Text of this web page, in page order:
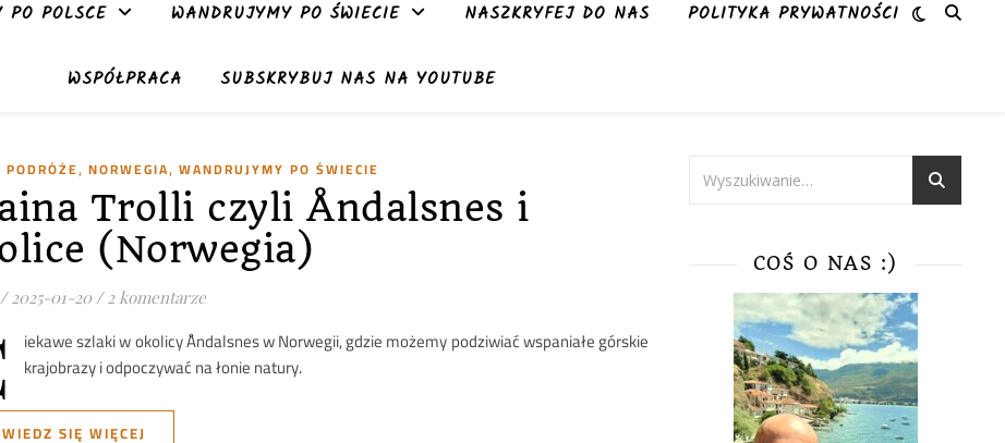
PO POLSCE WANDRUJYMY PO ŚWIECIE NASZKRYFEJ DO NAS POLITYKA PRYWATNOŚCI
WSPÓŁPRACA SUBSKRYBUJ NAS NA YOUTUBE
, NORWEGIA, WANDRUJYMY PO ŚWIECIE
Trolli czyli Åndalsnes i
(Norwegia)
/ 2025-01-20 / 2 komentarze
iekawe szlaki w okolicy Åndalsnes w Norwegii, gdzie możemy podziwiać wspaniałe górskie
krajobrazy i odpoczywać na łonie natury.
SIĘ WIĘCEJ
COŚ O NAS :)